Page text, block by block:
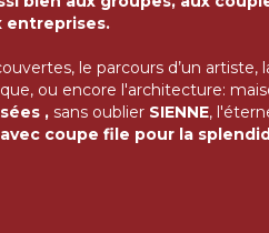
entreprises.
le parcours d’un artiste,
ou encore l'architecture:
, sans oublier SIENNE,
coupe file pour la